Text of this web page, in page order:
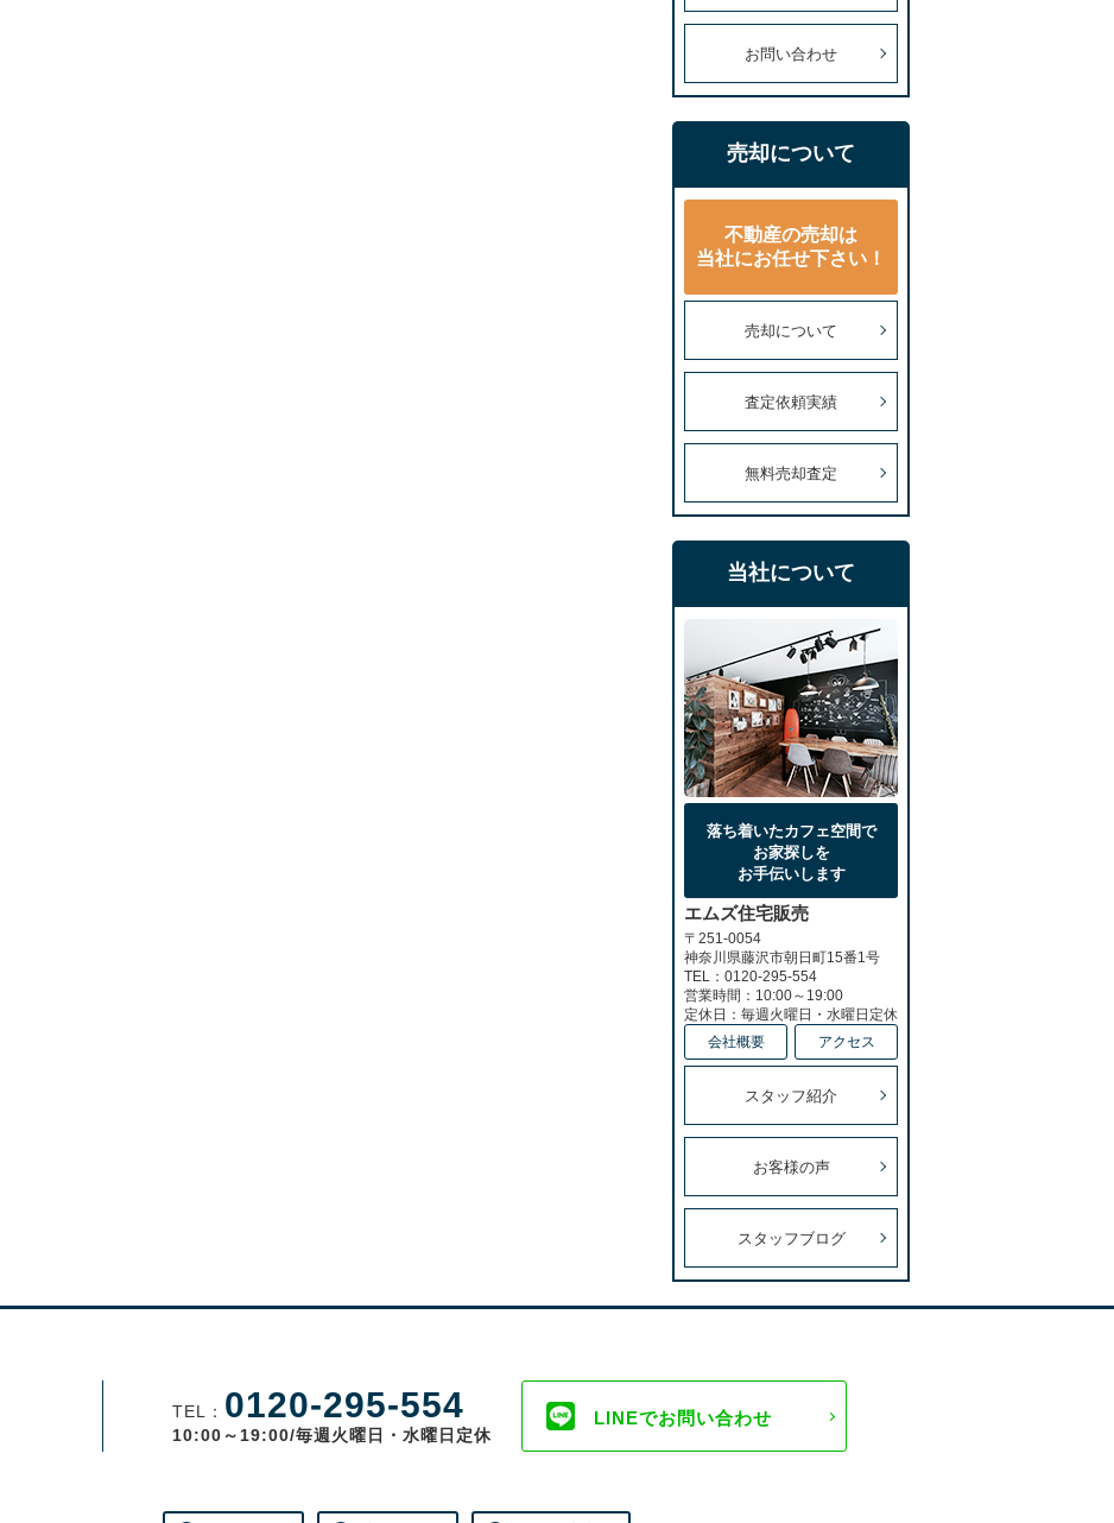
お問い合わせ
売却について
不動産の売却は
当社にお任せ下さい！
売却について
査定依頼実績
無料売却査定
当社について
落ち着いたカフェ空間で
お家探しを
お手伝いします
エムズ住宅販売
〒251-0054
神奈川県藤沢市朝日町15番1号
TEL：0120-295-554
営業時間：10:00～19:00
定休日：毎週火曜日・水曜日定休
会社概要
アクセス
スタッフ紹介
お客様の声
スタッフブログ
TEL： 0120-295-554
10:00～19:00/毎週火曜日・水曜日定休
LINEでお問い合わせ